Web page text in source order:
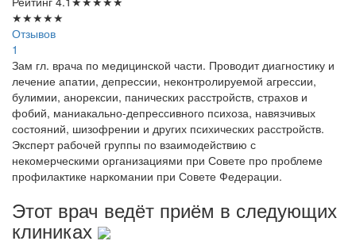
★★★★★
Отзывов
1
Зам гл. врача по медицинской части. Проводит диагностику и
лечение апатии, депрессии, неконтролируемой агрессии,
булимии, анорексии, панических расстройств, страхов и
фобий, маниакально-депрессивного психоза, навязчивых
состояний, шизофрении и других психических расстройств.
Эксперт рабочей группы по взаимодействию с
некомерческими организациями при Совете про проблеме
профилактике наркомании при Совете Федерации.
Этот врач ведёт приём в следующих
клиниках